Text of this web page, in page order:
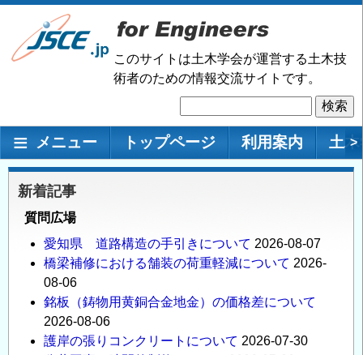
メ
ン
に
このサイトは土木学会が運営する土木技
術者のための情報交流サイトです。
索
メインナビゲーション
メニュー トップページ 利用案内 土 >
新着記事
質問広場
愛知県 道路構造の手引きについて 2026-08-07
橋梁補修における舗装の荷重軽減について 2026-
08-06
銘板（鋳物用黄銅合金地金）の価格差について
2026-08-06
護岸の張りコンクリートについて 2026-07-30